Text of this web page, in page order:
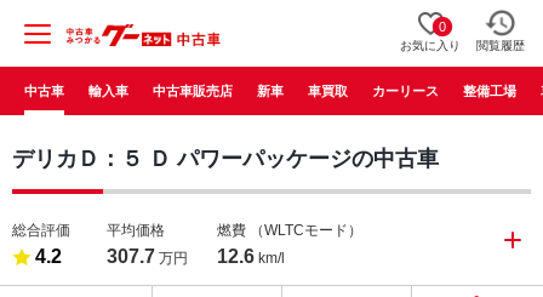
0
お気に入り 閲覧履歴
中古車 輸入車 中古車販売店 新車 車買取 カーリース 整備工場
デリカＤ：５ Ｄ パワーパッケージの中古車
総合評価
4.2
平均価格
307.7 万円
燃費 （WLTCモード）
12.6 km/l